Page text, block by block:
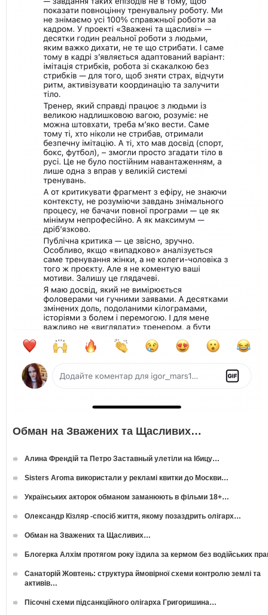
Обман на Зважених та Щасливих…
Алина Френдій та Петро Заставный улетіли на Ібицу…
Sisters Aroma використали у рекламі квитки до Москви…
Українських акторок обманом заманюють в фільми 18+…
Олександр Кізляр -спосіб життя, якому позаздрить олігарх…
Обман на Зважених та Щасливих…
Блогерка Алхім протягом року їздила за кермом без водійських
Санаторій Жовтень: структура ймовірної схеми контролю землі та
активів…
Пісочні схеми підсанкційного олігарха Григоришина…